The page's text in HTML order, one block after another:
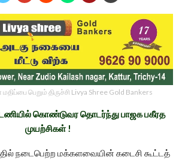
பெறும் திருச்சி Livya Shree Gold Bankers
கொண்டுவர தொடர்ந்து பாஜக பகீரத
முயற்சிகள் !
நடைபெற்ற மக்களவையின் கடைசி கூட்டத்